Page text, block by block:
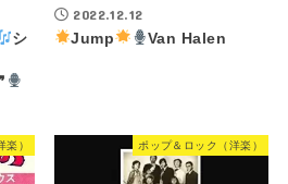
シ
2022.12.12
Jump
Van Halen
楽） ポップ＆ロック（洋楽）